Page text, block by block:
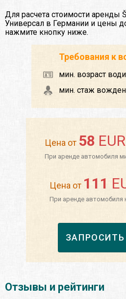
Для расчета стоимости аренды
Универсал в Германии и цены
нажмите кнопку ниже.
Требования к
мин. возраст
мин. стаж
Цена от 58 EUR
При аренде автомобиля
Цена от 111
При аренде автомобиля
Отзывы и рейтинги